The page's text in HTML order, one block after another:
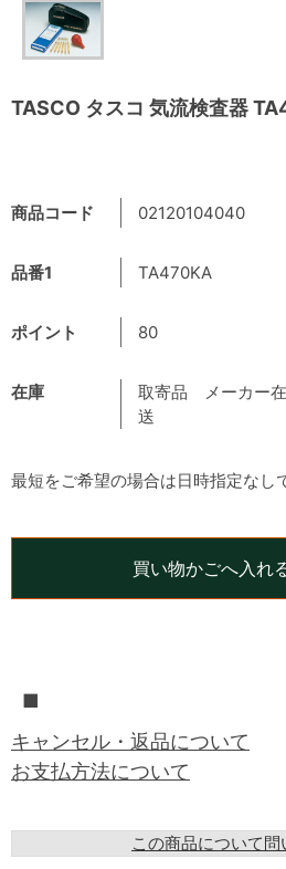
TASCO タスコ 気流検査器
商品コード 02120104040
品番1 TA470KA
ポイント 80
在庫
取寄品 メーカー
送
■
キャンセル・返品について
お支払方法について
この商品について問
最短をご希望の場合は日時指定なし